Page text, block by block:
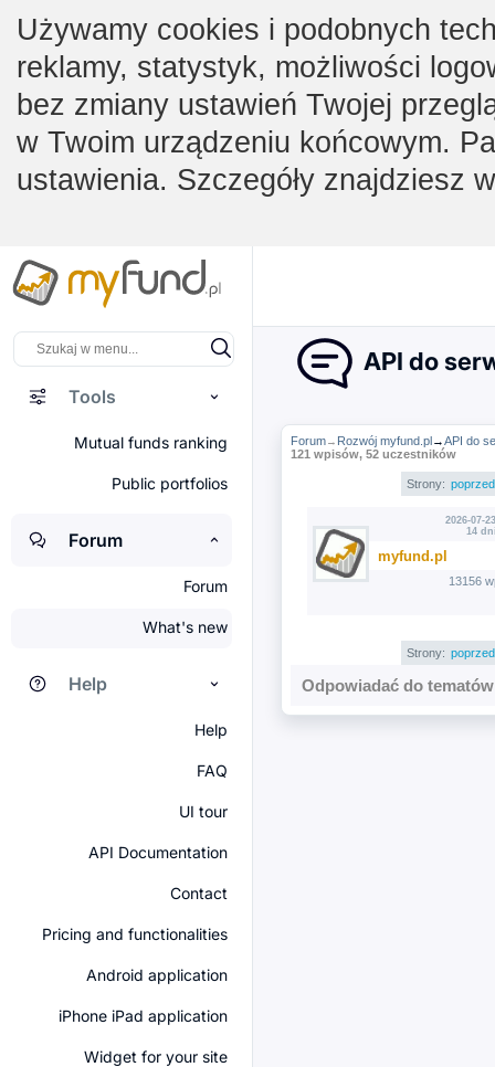
Używamy cookies i podobnych
reklamy, statystyk, możliwości
bez zmiany ustawień Twojej
w Twoim urządzeniu końcowym.
ustawienia. Szczegóły znajdziesz
Tools
Mutual funds ranking
Public portfolios
Forum
Forum
What's new
Help
Help
FAQ
UI tour
API Documentation
Contact
Pricing and functionalities
Android application
iPhone iPad application
Widget for your site
API do
Forum→ Rozwój myfund.pl→API do
121 wpisów, 52 uczestników
Strony:
2026-07-
14
myfund.pl
13156
Strony:
Odpowiadać do